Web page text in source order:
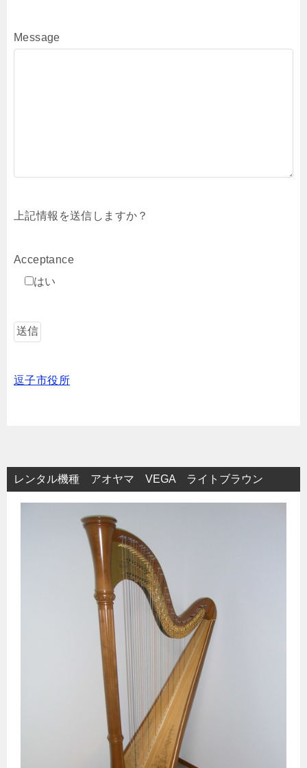
Message
上記情報を送信しますか？
Acceptance
はい
逗子市役所
レンタル機種 アオヤマ VEGA ライトブラウン